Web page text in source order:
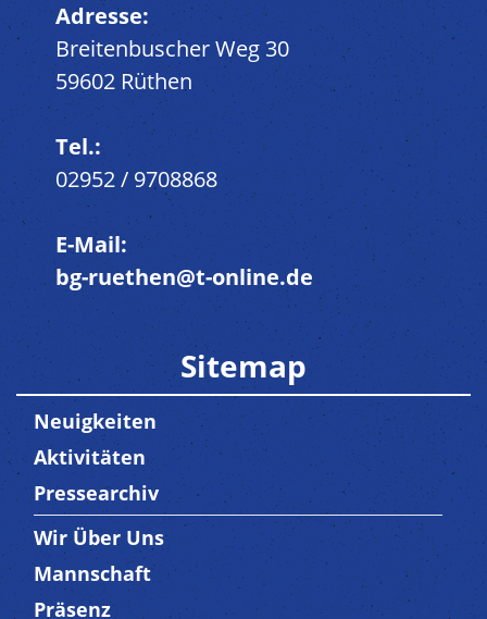
Adresse:
Breitenbuscher Weg 30
59602 Rüthen
Tel.:
02952 / 9708868
E-Mail:
bg-ruethen@t-online.de
Sitemap
Neuigkeiten
Aktivitäten
Pressearchiv
Trenner3
Wir Über Uns
Mannschaft
Präsenz